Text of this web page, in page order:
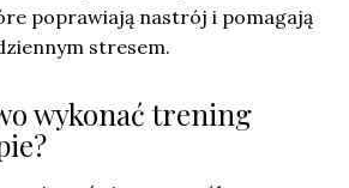
poprawiają nastrój i pomagają
stresem.
wykonać trening